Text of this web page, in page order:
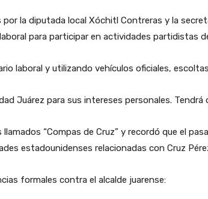
la diputada local Xóchitl Contreras y la
para participar en actividades partidistas
laboral y utilizando vehículos oficiales,
Juárez para sus intereses personales.
“Compas de Cruz” y recordó que el
estadounidenses relacionadas con Cruz
formales contra el alcalde juarense: